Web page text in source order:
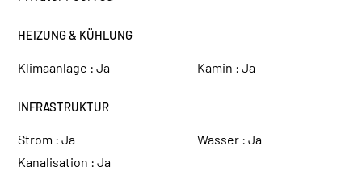
HEIZUNG & KÜHLUNG
Klimaanlage :Ja Kamin :Ja
INFRASTRUKTUR
Strom :Ja Wasser :Ja
Kanalisation :Ja